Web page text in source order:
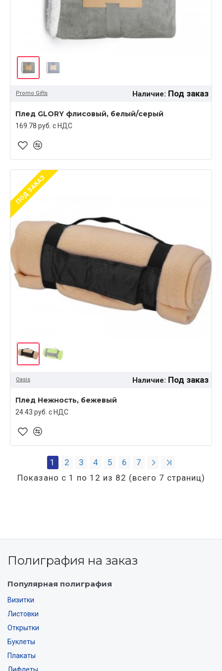
Promo Gifts Наличие: Под заказ
Плед GLORY флисовый, белый/серый
169.78 руб. c НДС
ПОД ЗАКАЗ
Oasis Наличие: Под заказ
Плед Нежность, бежевый
24.43 руб. c НДС
1 2 3 4 5 6
7
Показано с 1 по 12 из 82 (всего 7 страниц)
Полиграфия на заказ
Популярная полиграфия
Визитки
Листовки
Открытки
Буклеты
Плакаты